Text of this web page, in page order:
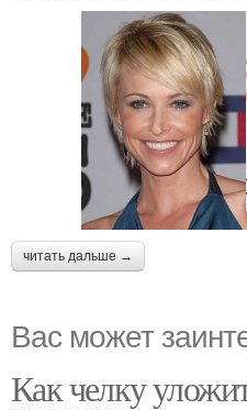
читать дальше →
Вас может
Как челку